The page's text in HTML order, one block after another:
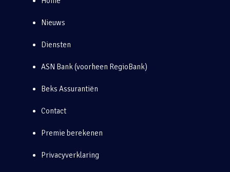
Nieuws
Diensten
ASN Bank (voorheen RegioBank)
Beks Assurantiën
Contact
Premie berekenen
Privacyverklaring